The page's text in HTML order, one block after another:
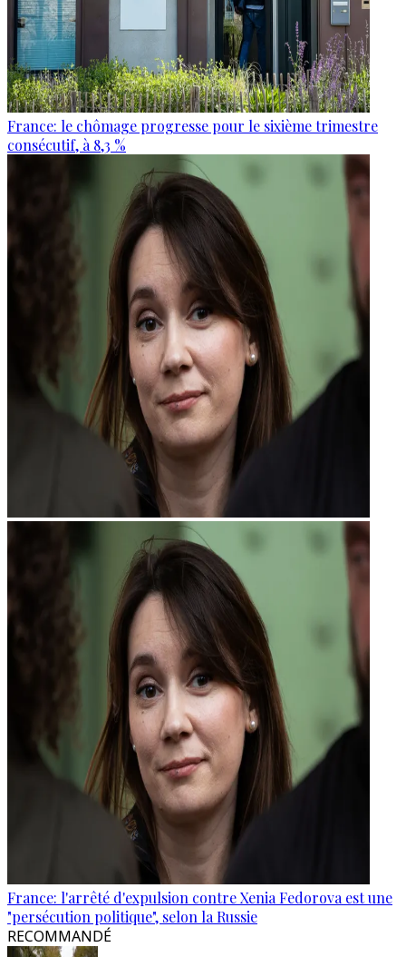
France: le chômage progresse pour le sixième trimestre
consécutif, à 8,3 %
France: l'arrêté d'expulsion contre Xenia Fedorova est une
"persécution politique", selon la Russie
RECOMMANDÉ